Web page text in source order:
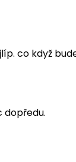
co když
dopředu.